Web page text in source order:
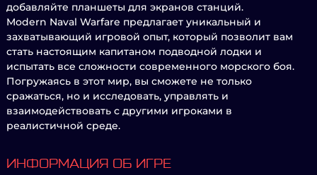
добавляйте планшеты для экранов станций.
Modern Naval Warfare предлагает уникальный и
захватывающий игровой опыт, который позволит вам
стать настоящим капитаном подводной лодки и
испытать все сложности современного морского боя.
Погружаясь в этот мир, вы сможете не только
сражаться, но и исследовать, управлять и
взаимодействовать с другими игроками в
реалистичной среде.
ИНФОРМАЦИЯ ОБ ИГРЕ